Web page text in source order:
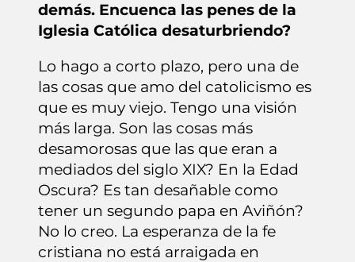
demás. Encuenca las penes de la
Iglesia Católica desaturbriendo?
Lo hago a corto plazo, pero una de
las cosas que amo del catolicismo es
que es muy viejo. Tengo una visión
más larga. Son las cosas más
desamorosas que las que eran a
mediados del siglo XIX? En la Edad
Oscura? Es tan desañable como
tener un segundo papa en Aviñón?
No lo creo. La esperanza de la fe
cristiana no está arraigada en